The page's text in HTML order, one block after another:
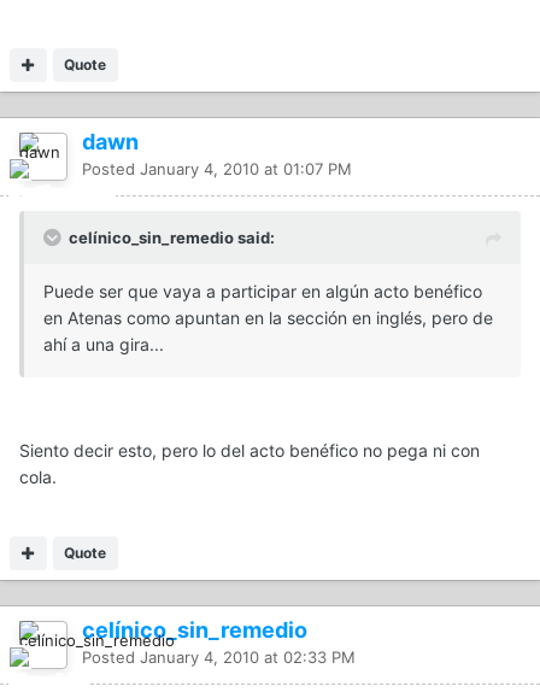
Quote
dawn
Posted January 4, 2010 at 01:07 PM
celínico_sin_remedio said:
Puede ser que vaya a participar en algún acto benéfico
en Atenas como apuntan en la sección en inglés, pero de
ahí a una gira...
Siento decir esto, pero lo del acto benéfico no pega ni con
cola.
Quote
celínico_sin_remedio
Posted January 4, 2010 at 02:33 PM